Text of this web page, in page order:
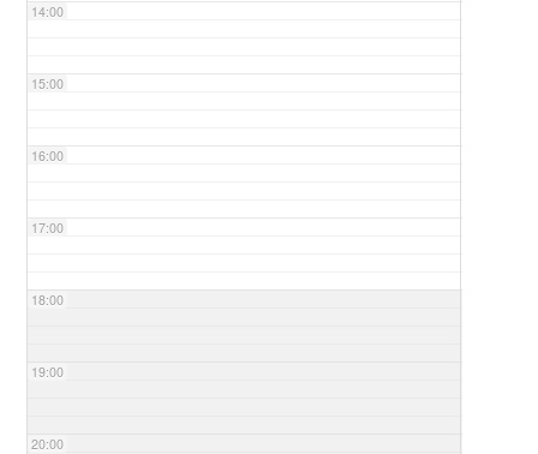
14:00
15:00
16:00
17:00
18:00
19:00
20:00